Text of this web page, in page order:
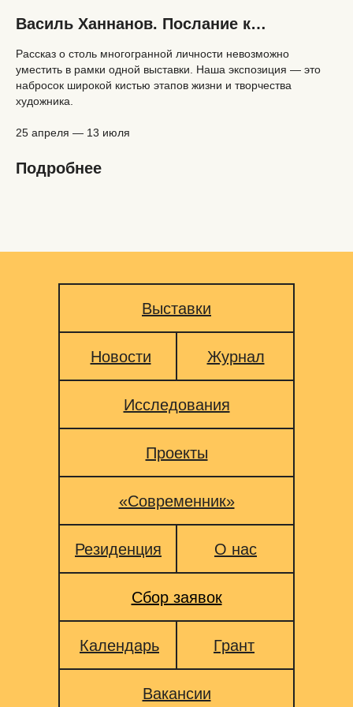
Василь Ханнанов. Послание к…
Рассказ о столь многогранной личности невозможно
уместить в рамки одной выставки. Наша экспозиция — это
набросок широкой кистью этапов жизни и творчества
художника.
25 апреля — 13 июля
Подробнее
«Современник»
Проекты
Исследования
Выставки
Новости
Календарь
Журнал
Сбор заявок
Грант
О нас
Вакансии
Резиденция